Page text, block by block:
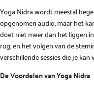
Yoga Nidra wordt meestal
opgenomen audio, maar het
doet niet meer dan het liggen
rug, en het volgen van de
verschillende sessies die je kan
De Voordelen van Yoga Nidra